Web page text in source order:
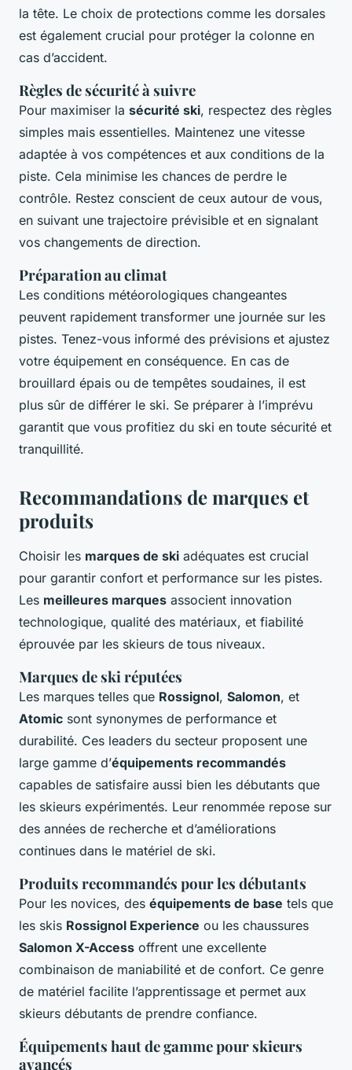
la tête. Le choix de protections comme les dorsales
est également crucial pour protéger la colonne en
cas d’accident.
Règles de sécurité à suivre
Pour maximiser la sécurité ski, respectez des règles
simples mais essentielles. Maintenez une vitesse
adaptée à vos compétences et aux conditions de la
piste. Cela minimise les chances de perdre le
contrôle. Restez conscient de ceux autour de vous,
en suivant une trajectoire prévisible et en signalant
vos changements de direction.
Préparation au climat
Les conditions météorologiques changeantes
peuvent rapidement transformer une journée sur les
pistes. Tenez-vous informé des prévisions et ajustez
votre équipement en conséquence. En cas de
brouillard épais ou de tempêtes soudaines, il est
plus sûr de différer le ski. Se préparer à l’imprévu
garantit que vous profitiez du ski en toute sécurité et
tranquillité.
Recommandations de marques et
produits
Choisir les marques de ski adéquates est crucial
pour garantir confort et performance sur les pistes.
Les meilleures marques associent innovation
technologique, qualité des matériaux, et fiabilité
éprouvée par les skieurs de tous niveaux.
Marques de ski réputées
Les marques telles que Rossignol, Salomon, et
Atomic sont synonymes de performance et
durabilité. Ces leaders du secteur proposent une
large gamme d’équipements recommandés
capables de satisfaire aussi bien les débutants que
les skieurs expérimentés. Leur renommée repose sur
des années de recherche et d’améliorations
continues dans le matériel de ski.
Produits recommandés pour les débutants
Pour les novices, des équipements de base tels que
les skis Rossignol Experience ou les chaussures
Salomon X-Access offrent une excellente
combinaison de maniabilité et de confort. Ce genre
de matériel facilite l’apprentissage et permet aux
skieurs débutants de prendre confiance.
Équipements haut de gamme pour skieurs
avancés